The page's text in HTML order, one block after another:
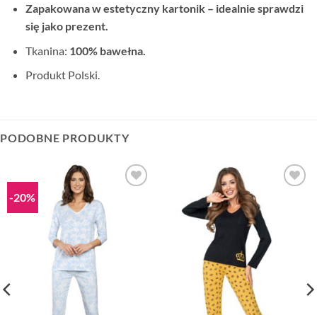
Zapakowana w estetyczny kartonik – idealnie sprawdzi
się jako prezent.
Tkanina: 100% bawełna.
Produkt Polski.
PODOBNE PRODUKTY
-20%